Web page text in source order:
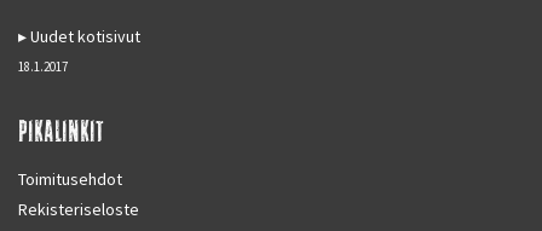
Uudet kotisivut
18.1.2017
PIKALINKIT
Toimitusehdot
Rekisteriseloste